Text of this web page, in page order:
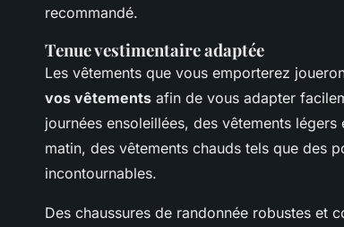
recommandé.
Tenue vestimentaire adaptée
Les vêtements que vous emporterez
vos vêtements afin de vous adapter
journées ensoleillées, des vêtements
matin, des vêtements chauds tels que des
incontournables.
Des chaussures de randonnée robustes et